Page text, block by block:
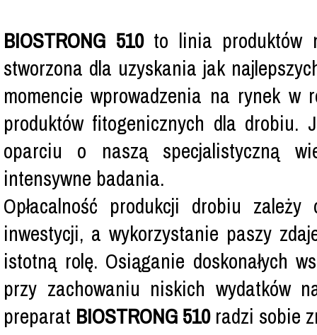
BIOSTRONG 510to linia produktów
stworzona dla uzyskania jak
momencie wprowadzenia na rynek w
produktów fitogenicznych dla drobiu.
oparciu o naszą specjalistyczną
intensywne badania.
Opłacalność produkcji drobiu
inwestycji, a wykorzystanie paszy
istotną rolę. Osiąganie doskonałych
przy zachowaniu niskich wydatków
preparat BIOSTRONG 510radzi sobie